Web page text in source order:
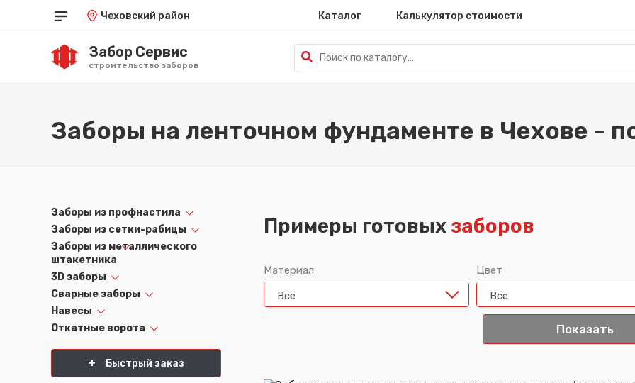
Чеховский район Каталог Калькулятор стоимости
Махачкала
Оренбург
Петрозаводск
Петропавловск-Камчатский
Ростов-на-Дону
Самара
Ставрополь
Тамбов
Хабаровск
Ханты-Мансийск
Херсон
Якутск
Cанкт-Петербург
Забор Сервис
строительство заборов
Заборы на ленточном фундаменте в Чехове -
Заборы из профнастила
Заборы из сетки-рабицы
Заборы из металлического
штакетника
3D заборы
Сварные заборы
Навесы
Откатные ворота
Быстрый заказ
Примеры готовых заборов
Материал
Все
Цвет
Все